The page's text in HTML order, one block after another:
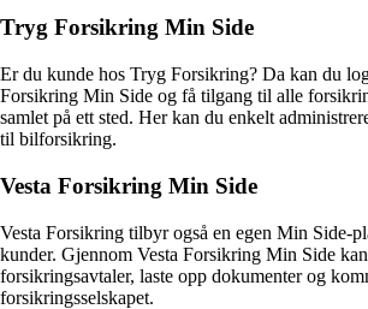
Tryg Forsikring Min Side
Er du kunde hos Tryg Forsikring? Da kan du
Forsikring Min Side og få tilgang til alle
samlet på ett sted. Her kan du enkelt
til bilforsikring.
Vesta Forsikring Min Side
Vesta Forsikring tilbyr også en egen Min Side-
kunder. Gjennom Vesta Forsikring Min Side
forsikringsavtaler, laste opp dokumenter og
forsikringsselskapet.